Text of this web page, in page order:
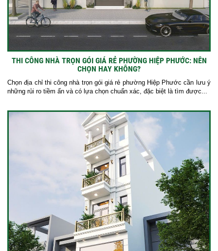
THI CÔNG NHÀ TRỌN GÓI GIÁ RẺ PHƯỜNG HIỆP PHƯỚC: NÊN
CHỌN HAY KHÔNG?
Chọn địa chỉ thi công nhà trọn gói giá rẻ phường Hiệp Phước cần lưu ý
những rủi ro tiềm ẩn và có lựa chọn chuẩn xác, đặc biệt là tìm được...